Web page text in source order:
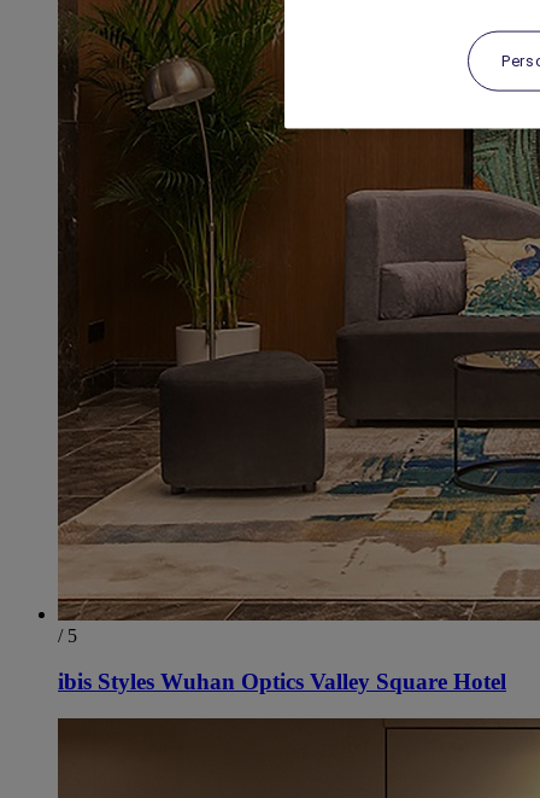
/ 5
ibis Styles Wuhan Optics Valley Square Hotel